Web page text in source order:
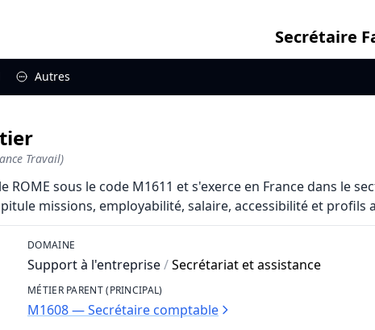
Secrétaire
Autres
Travail)
ROME sous le code M1611 et s'exerce en France dans le
missions, employabilité, salaire, accessibilité et profils
DOMAINE
Support à l'entreprise/Secrétariat et assistance
MÉTIER PARENT (PRINCIPAL)
M1608 — Secrétaire comptable